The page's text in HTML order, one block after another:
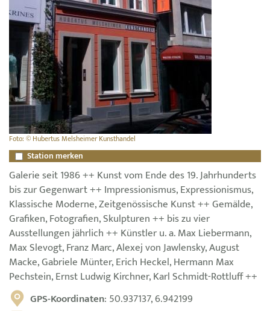
Foto: © Hubertus Melsheimer Kunsthandel
Station merken
Galerie seit 1986 ++ Kunst vom Ende des 19. Jahrhunderts
bis zur Gegenwart ++ Impressionismus, Expressionismus,
Klassische Moderne, Zeitgenössische Kunst ++ Gemälde,
Grafiken, Fotografien, Skulpturen ++ bis zu vier
Ausstellungen jährlich ++ Künstler u. a. Max Liebermann,
Max Slevogt, Franz Marc, Alexej von Jawlensky, August
Macke, Gabriele Münter, Erich Heckel, Hermann Max
Pechstein, Ernst Ludwig Kirchner, Karl Schmidt-Rottluff ++
GPS-Koordinaten: 50.937137, 6.942199